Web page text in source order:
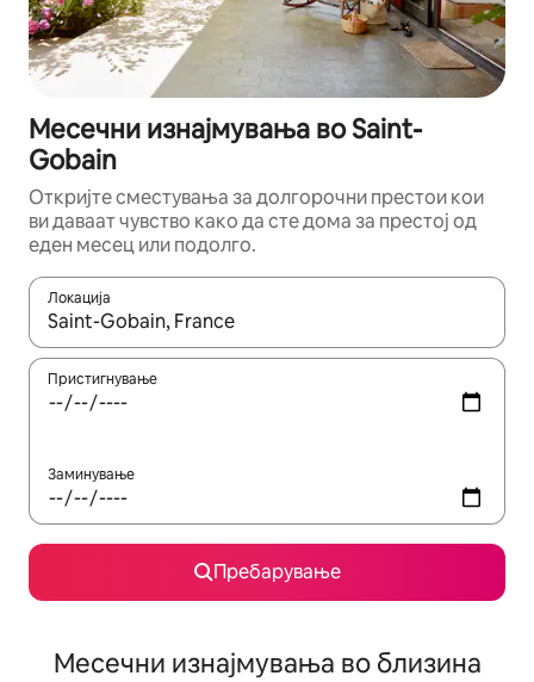
Месечни изнајмувања во Saint-
Gobain
Откријте сместувања за долгорочни престои кои
ви даваат чувство како да сте дома за престој од
еден месец или подолго.
Локација
Кога резултатите се достапни, движете се со копчињата
Пристигнување
Заминување
Пребарување
Месечни изнајмувања во близина